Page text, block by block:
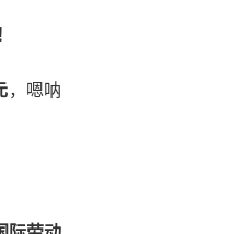
，嗯呐